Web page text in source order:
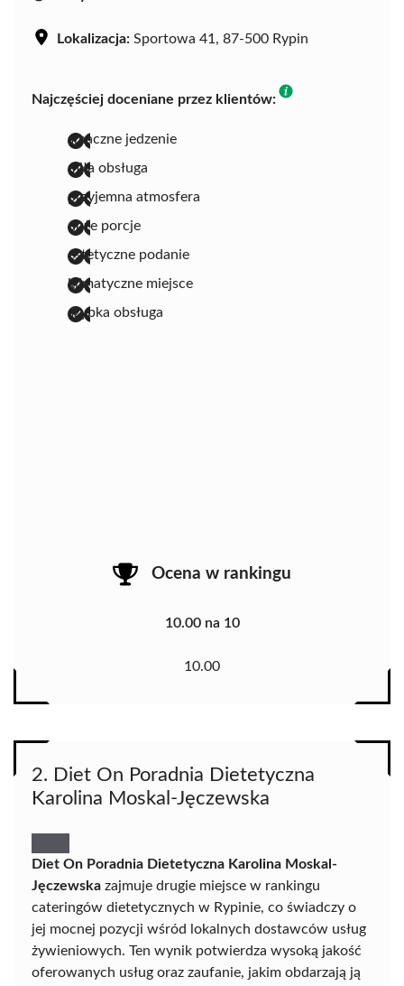
Lokalizacja: Sportowa 41, 87-500 Rypin
Najczęściej doceniane przez klientów:
smaczne jedzenie
miła obsługa
przyjemna atmosfera
duże porcje
estetyczne podanie
klimatyczne miejsce
szybka obsługa
Ocena w rankingu
10.00 na 10
10.00
2. Diet On Poradnia Dietetyczna
Karolina Moskal-Jęczewska
Diet On Poradnia Dietetyczna Karolina Moskal-
Jęczewska zajmuje drugie miejsce w rankingu
cateringów dietetycznych w Rypinie, co świadczy o
jej mocnej pozycji wśród lokalnych dostawców usług
żywieniowych. Ten wynik potwierdza wysoką jakość
oferowanych usług oraz zaufanie, jakim obdarzają ją